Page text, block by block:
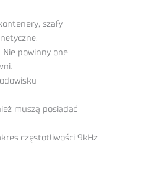
szafy
Nie powinny one
muszą posiadać
częstotliwości 9kHz